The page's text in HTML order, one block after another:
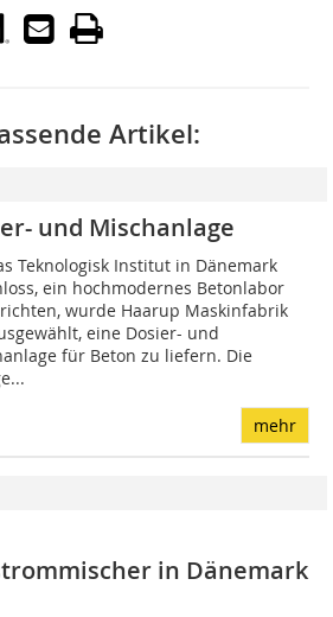
Artikel:
und Mischanlage
Teknologisk Institut in Dänemark
ein hochmodernes Betonlabor
wurde Haarup Maskinfabrik
eine Dosier- und
für Beton zu liefern. Die
mehr
in Dänemark